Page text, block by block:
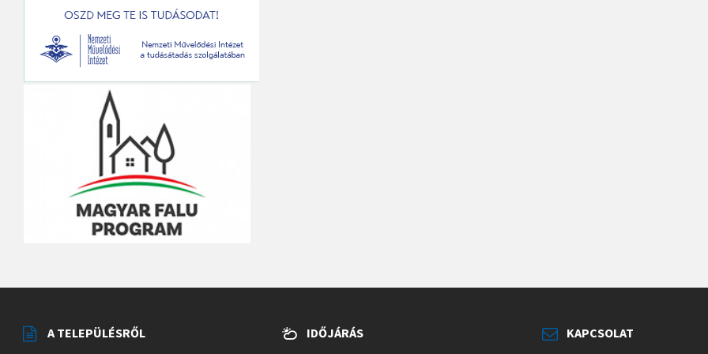
A TELEPÜLÉSRŐL IDŐJÁRÁS KAPCSOLAT